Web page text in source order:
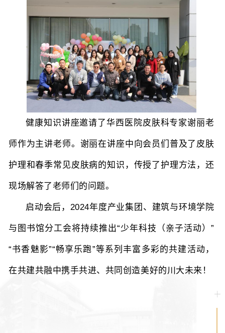
健康知识讲座邀请了华西医院皮肤科专家谢丽老
师作为主讲老师。谢丽在讲座中向会员们普及了皮肤
护理和春季常见皮肤病的知识，传授了护理方法，还
现场解答了老师们的问题。
启动会后，2024年度产业集团、建筑与环境学院
与图书馆分工会将持续推出“少年科技（亲子活动）”
“书香魅影”“畅享乐跑”等系列丰富多彩的共建活动，
在共建共融中携手共进、共同创造美好的川大未来！